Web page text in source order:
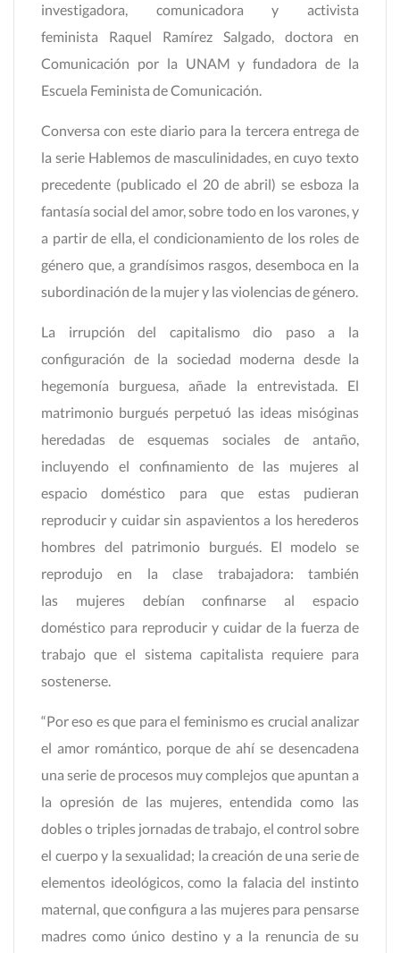
investigadora, comunicadora y activista
feminista Raquel Ramírez Salgado, doctora en
Comunicación por la UNAM y fundadora de la
Escuela Feminista de Comunicación.
Conversa con este diario para la tercera entrega de
la serie Hablemos de masculinidades, en cuyo texto
precedente (publicado el 20 de abril) se esboza la
fantasía social del amor, sobre todo en los varones, y
a partir de ella, el condicionamiento de los roles de
género que, a grandísimos rasgos, desemboca en la
subordinación de la mujer y las violencias de género.
La irrupción del capitalismo dio paso a la
configuración de la sociedad moderna desde la
hegemonía burguesa, añade la entrevistada. El
matrimonio burgués perpetuó las ideas misóginas
heredadas de esquemas sociales de antaño,
incluyendo el confinamiento de las mujeres al
espacio doméstico para que estas pudieran
reproducir y cuidar sin aspavientos a los herederos
hombres del patrimonio burgués. El modelo se
reprodujo en la clase trabajadora: también
las mujeres debían confinarse al espacio
doméstico para reproducir y cuidar de la fuerza de
trabajo que el sistema capitalista requiere para
sostenerse.
“Por eso es que para el feminismo es crucial analizar
el amor romántico, porque de ahí se desencadena
una serie de procesos muy complejos que apuntan a
la opresión de las mujeres, entendida como las
dobles o triples jornadas de trabajo, el control sobre
el cuerpo y la sexualidad; la creación de una serie de
elementos ideológicos, como la falacia del instinto
maternal, que configura a las mujeres para pensarse
madres como único destino y a la renuncia de su